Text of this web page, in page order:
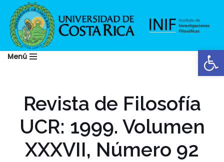
Saltar
al
contenido
Menú
Revista de Filosofía
UCR: 1999. Volumen
XXXVII, Número 92